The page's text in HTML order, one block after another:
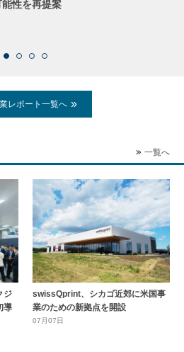
性を再提案
レポート一覧へ
一覧へ
ジ
導
swissQprint、シカゴ近郊に⽶国事
業のための新拠点を開設
07月07日